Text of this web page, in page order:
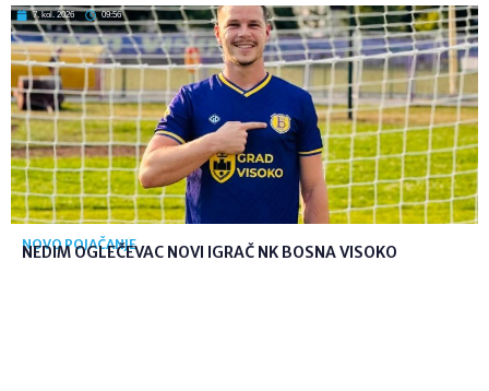
7. kol. 2026 09:56
NOVO POJAČANJE
NEDIM OGLEČEVAC NOVI IGRAČ NK BOSNA VISOKO